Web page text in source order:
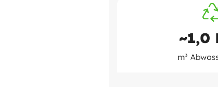
~1,0
m³